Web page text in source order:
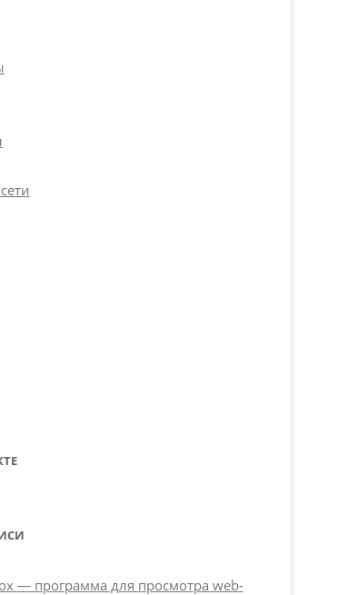
— программа для просмотра web-